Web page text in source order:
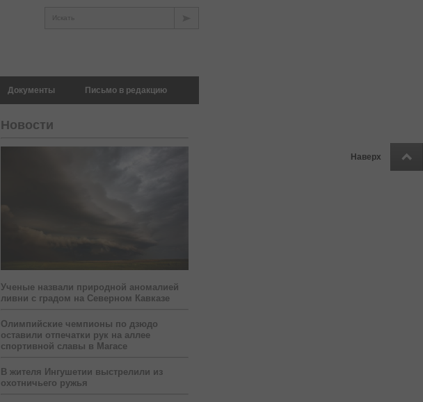
Наверх
Искать
Документы Письмо в редакцию
Новости
Ученые назвали природной аномалией
ливни с градом на Северном Кавказе
Олимпийские чемпионы по дзюдо
оставили отпечатки рук на аллее
спортивной славы в Магасе
В жителя Ингушетии выстрелили из
охотничьего ружья